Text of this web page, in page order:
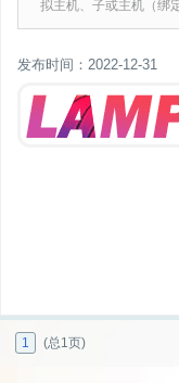
拟主机、子或主机（绑
发布时间：2022-12-31
1 (总1页)